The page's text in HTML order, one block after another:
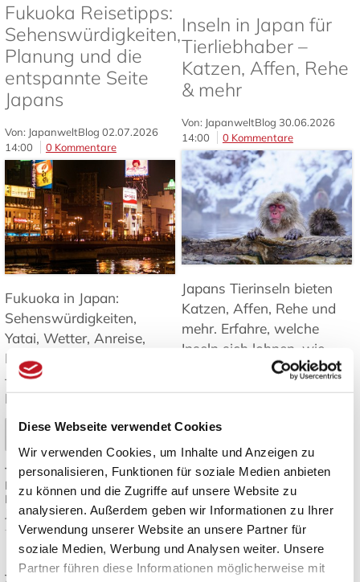
Diese Webseite verwendet Cookies
Wir verwenden Cookies, um Inhalte und Anzeigen zu
personalisieren, Funktionen für soziale Medien anbieten
zu können und die Zugriffe auf unsere Website zu
analysieren. Außerdem geben wir Informationen zu Ihrer
Verwendung unserer Website an unsere Partner für
soziale Medien, Werbung und Analysen weiter. Unsere
Partner führen diese Informationen möglicherweise mit
Fukuoka Reisetipps:
Sehenswürdigkeiten,
Planung und die
entspannte Seite
Japans
Von: JapanweltBlog 02.07.2026
14:00
0 Kommentare
Fukuoka in Japan:
Sehenswürdigkeiten,
Yatai, Wetter, Anreise,
Inseln und Tagesausflüge
– Tipps für Ihre Reise nach
Kyushu. ➤
Mehr lesen
Tags: Fukuoka Reisetipps,
Fukuoka Sehenswürdigkeiten,
Kyushu Reise, Yatai Streetfood
Japan Reiseplanung
Inseln in Japan für
Tierliebhaber –
Katzen, Affen, Rehe
& mehr
Von: JapanweltBlog 30.06.2026
14:00
0 Kommentare
Japans Tierinseln bieten
Katzen, Affen, Rehe und
mehr. Erfahre, welche
Inseln sich lohnen, wie
man hinkommt und was
es zu beachten gibt ➤
Mehr lesen
Japan Inseln,
Tierbeobachtung Japan,
Katzeninseln Japan,Japan
Reiseziele
Natur und Tiere in
Japan
Japanisches Design: Die besten